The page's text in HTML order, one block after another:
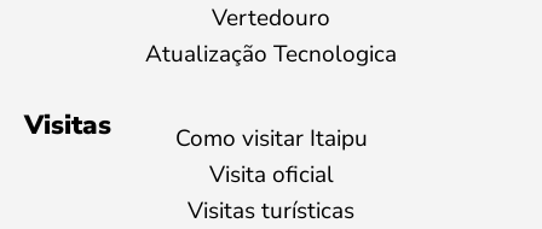
Vertedouro
Atualização Tecnologica
Visitas
Como visitar Itaipu
Visita oficial
Visitas turísticas